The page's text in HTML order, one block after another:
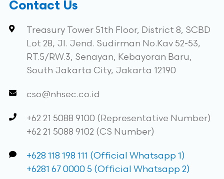
Contact Us
Treasury Tower 51th Floor, District 8, SCBD
Lot 28, Jl. Jend. Sudirman No.Kav 52-53,
RT.5/RW.3, Senayan, Kebayoran Baru,
South Jakarta City, Jakarta 12190
cso@nhsec.co.id
+62 21 5088 9100 (Representative Number)
+62 21 5088 9102 (CS Number)
+628 118 198 111 (Official Whatsapp 1)
+6281 67 0000 5 (Official Whatsapp 2)